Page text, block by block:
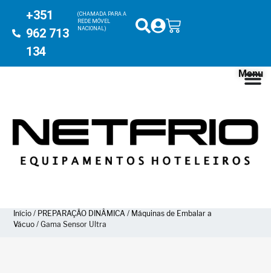
+351
962 713
134
(CHAMADA PARA A
REDE MÓVEL
NACIONAL)
Menu
Início / PREPARAÇÃO DINÂMICA / Máquinas de Embalar a
Vácuo / Gama Sensor Ultra